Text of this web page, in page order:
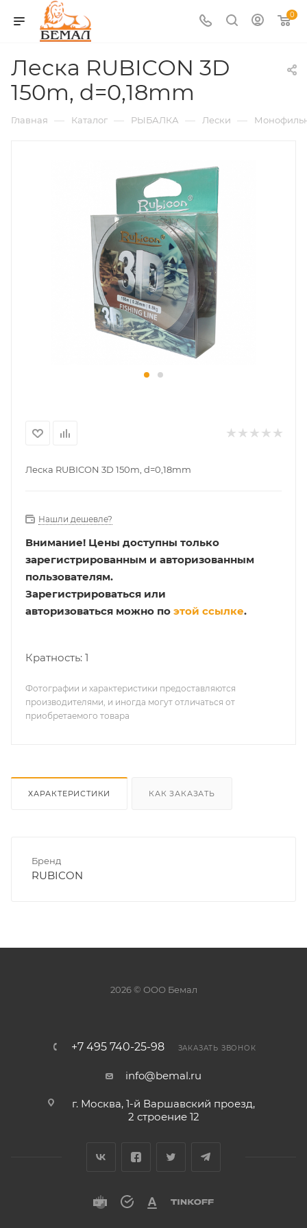
0
Леска RUBICON 3D
150m, d=0,18mm
Главная — Каталог — РЫБАЛКА — Лески —
Леска RUBICON 3D 150m, d=0,18mm
Нашли дешевле?
Внимание! Цены доступны только
зарегистрированным и авторизованным
пользователям.
Зарегистрироваться или
авторизоваться можно по этой ссылке.
Кратность: 1
Фотографии и характеристики предоставляются
производителями, и иногда могут отличаться от
приобретаемого товара
ХАРАКТЕРИСТИКИ КАК ЗАКАЗАТЬ
Бренд
RUBICON
2026 © ООО Бемал
+7 495 740-25-98 ЗАКАЗАТЬ ЗВОНОК
info@bemal.ru
г. Москва, 1-й Варшавский проезд,
2 строение 12